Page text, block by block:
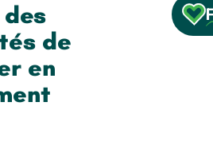
de
en